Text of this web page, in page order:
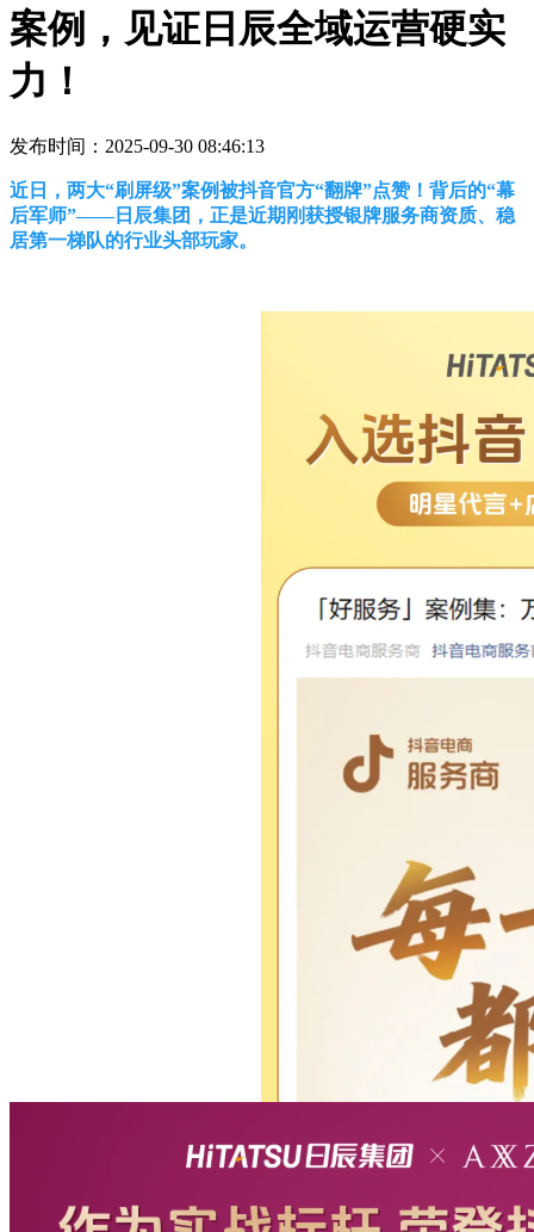
案例，见证日辰全域运营硬实
力！
发布时间：2025-09-30 08:46:13
近日，两大“刷屏级”案例被抖音官方“翻牌”点赞！背后的“幕
后军师”——日辰集团，正是近期刚获授银牌服务商资质、稳
居第一梯队的行业头部玩家。